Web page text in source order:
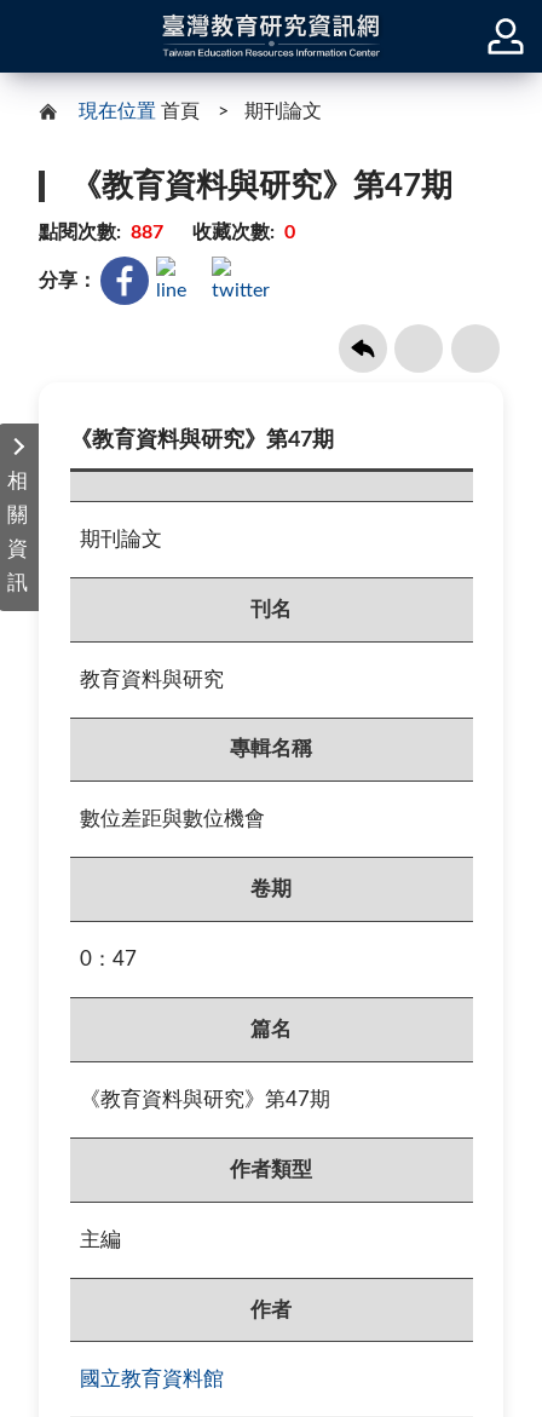
現在位置 首頁 期刊論文
《教育資料與研究》第47期
點閱次數: 887 收藏次數: 0
分享：
相
關
資
訊
《教育資料與研究》第47期
期刊論文
刊名
教育資料與研究
專輯名稱
數位差距與數位機會
卷期
0：47
篇名
《教育資料與研究》第47期
作者類型
主編
作者
國立教育資料館